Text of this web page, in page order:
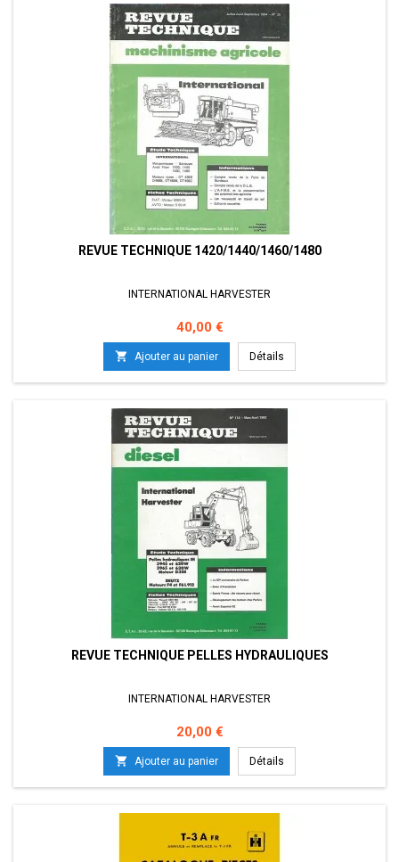
REVUE TECHNIQUE 1420/1440/1460/1480
INTERNATIONAL HARVESTER
Prix
40,00 €
 Ajouter au panier Détails
REVUE TECHNIQUE PELLES HYDRAULIQUES
INTERNATIONAL HARVESTER
Prix
20,00 €
 Ajouter au panier Détails